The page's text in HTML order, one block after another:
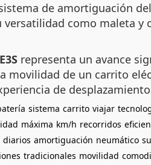
de amortiguación
versatilidad como maleta
representa un avance
movilidad de un carrito
de
sistema carrito viajar
máxima km/h recorridos
diarios amortiguación neumático
tradicionales movilidad